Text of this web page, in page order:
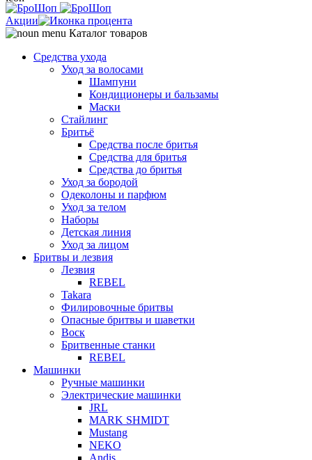
Акции
Каталог товаров
Средства ухода
Уход за волосами
Шампуни
Кондиционеры и бальзамы
Маски
Стайлинг
Бритьё
Средства после бритья
Средства для бритья
Средства до бритья
Уход за бородой
Одеколоны и парфюм
Уход за телом
Наборы
Детская линия
Уход за лицом
Бритвы и лезвия
Лезвия
REBEL
Takara
Филировочные бритвы
Опасные бритвы и шаветки
Воск
Бритвенные станки
REBEL
Машинки
Ручные машинки
Электрические машинки
JRL
MARK SHMIDT
Mustang
NEKO
Andis